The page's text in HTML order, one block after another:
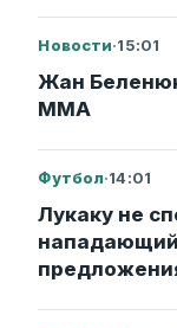
Новости·15:01
Жан
ММА
Футбол·14:01
Лукаку не